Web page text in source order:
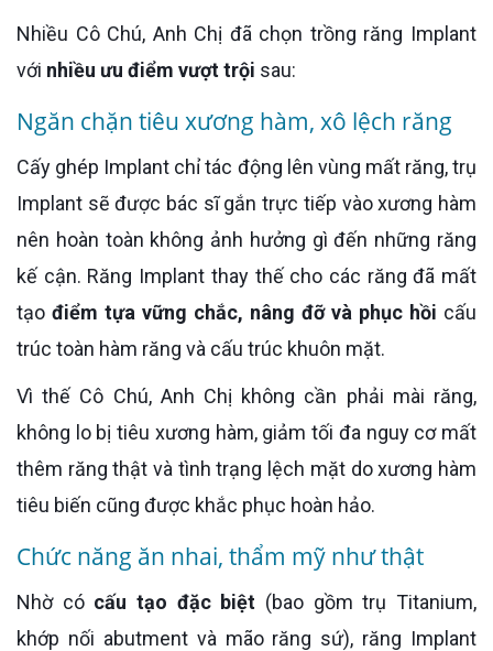
Nhiều Cô Chú, Anh Chị đã chọn trồng răng Implant
với nhiều ưu điểm vượt trội sau:
Ngăn chặn tiêu xương hàm, xô lệch răng
Cấy ghép Implant chỉ tác động lên vùng mất răng, trụ
Implant sẽ được bác sĩ gắn trực tiếp vào xương hàm
nên hoàn toàn không ảnh hưởng gì đến những răng
kế cận. Răng Implant thay thế cho các răng đã mất
tạo điểm tựa vững chắc, nâng đỡ và phục hồi cấu
trúc toàn hàm răng và cấu trúc khuôn mặt.
Vì thế Cô Chú, Anh Chị không cần phải mài răng,
không lo bị tiêu xương hàm, giảm tối đa nguy cơ mất
thêm răng thật và tình trạng lệch mặt do xương hàm
tiêu biến cũng được khắc phục hoàn hảo.
Chức năng ăn nhai, thẩm mỹ như thật
Nhờ có cấu tạo đặc biệt (bao gồm trụ Titanium,
khớp nối abutment và mão răng sứ), răng Implant